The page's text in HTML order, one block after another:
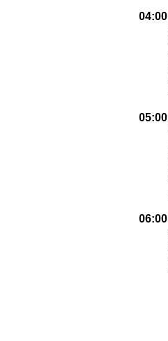
04:00
05:00
06:00